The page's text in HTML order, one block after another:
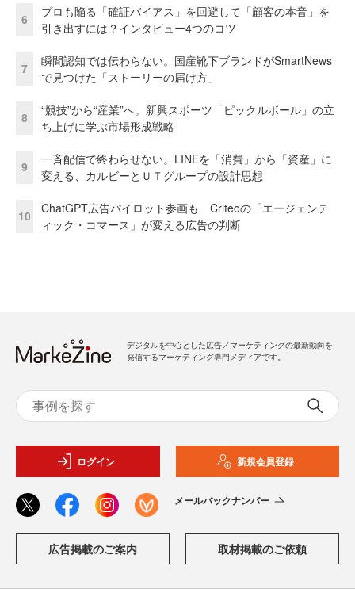
6
プロも陥る「確証バイアス」を回避して「顧客の本音」を
引き出すには？インタビュー4つのコツ
7
瞬間認知では伝わらない。国産靴下ブランドがSmartNews
で見つけた「ストーリーの届け方」
8
“競技”から“産業”へ。新興スポーツ「ピックルボール」の立
ち上げに学ぶ市場形成戦略
9
一斉配信で終わらせない。LINEを「消費」から「資産」に
変える、カルビーとＵＴグループの設計思想
10
ChatGPT広告パイロット参画も Criteoの「エージェンテ
ィック・コマース」が変える広告の判断
デジタルを中心とした広告／マーケティングの最新動向を
発信するマーケティング専門メディアです。
ログイン 新規会員登録
メールバックナンバー
広告掲載のご案内 取材掲載のご依頼